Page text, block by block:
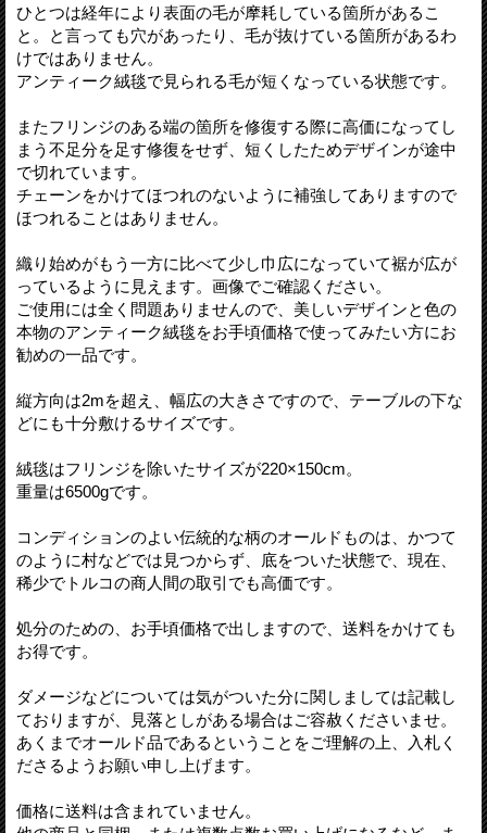
ひとつは経年により表面の毛が摩耗している箇所があるこ
と。と言っても穴があったり、毛が抜けている箇所があるわ
けではありません。
アンティーク絨毯で見られる毛が短くなっている状態です。
またフリンジのある端の箇所を修復する際に高価になってし
まう不足分を足す修復をせず、短くしたためデザインが途中
で切れています。
チェーンをかけてほつれのないように補強してありますので
ほつれることはありません。
織り始めがもう一方に比べて少し巾広になっていて裾が広が
っているように見えます。画像でご確認ください。
ご使用には全く問題ありませんので、美しいデザインと色の
本物のアンティーク絨毯をお手頃価格で使ってみたい方にお
勧めの一品です。
縦方向は2mを超え、幅広の大きさですので、テーブルの下な
どにも十分敷けるサイズです。
絨毯はフリンジを除いたサイズが220×150cm。
重量は6500gです。
コンディションのよい伝統的な柄のオールドものは、かつて
のように村などでは見つからず、底をついた状態で、現在、
稀少でトルコの商人間の取引でも高価です。
処分のための、お手頃価格で出しますので、送料をかけても
お得です。
ダメージなどについては気がついた分に関しましては記載し
ておりますが、見落としがある場合はご容赦くださいませ。
あくまでオールド品であるということをご理解の上、入札く
ださるようお願い申し上げます。
価格に送料は含まれていません。